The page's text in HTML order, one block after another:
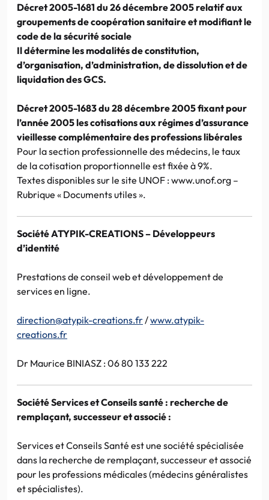
Décret 2005-1681 du 26 décembre 2005 relatif aux
groupements de coopération sanitaire et modifiant le
code de la sécurité sociale
Il détermine les modalités de constitution,
d’organisation, d’administration, de dissolution et de
liquidation des GCS.
Décret 2005-1683 du 28 décembre 2005 fixant pour
l’année 2005 les cotisations aux régimes d’assurance
vieillesse complémentaire des professions libérales
Pour la section professionnelle des médecins, le taux
de la cotisation proportionnelle est fixée à 9%.
Textes disponibles sur le site UNOF : www.unof.org –
Rubrique « Documents utiles ».
Société ATYPIK-CREATIONS – Développeurs
d’identité
Prestations de conseil web et développement de
services en ligne.
direction@atypik-creations.fr /www.atypik-
creations.fr
Dr Maurice BINIASZ : 06 80 133 222
Société Services et Conseils santé : recherche de
remplaçant, successeur et associé :
Services et Conseils Santé est une société spécialisée
dans la recherche de remplaçant, successeur et associé
pour les professions médicales (médecins généralistes
et spécialistes).